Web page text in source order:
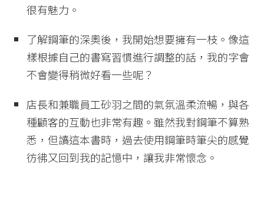
很有魅力。
了解鋼筆的深奧後，我開始想要擁有一枝。像這
樣根據自己的書寫習慣進行調整的話，我的字會
不會變得稍微好看一些呢？
店長和兼職員工砂羽之間的氣氛溫柔流暢，與各
種顧客的互動也非常有趣。雖然我對鋼筆不算熟
悉，但讀這本書時，過去使用鋼筆時筆尖的感覺
彷彿又回到我的記憶中，讓我非常懷念。